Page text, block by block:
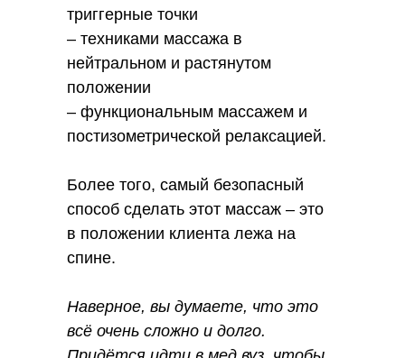
триггерные точки
– техниками массажа в
нейтральном и растянутом
положении
– функциональным массажем и
постизометрической релаксацией.
Более того, самый безопасный
способ сделать этот массаж – это
в положении клиента лежа на
спине.
Наверное, вы думаете, что это
всё очень сложно и долго.